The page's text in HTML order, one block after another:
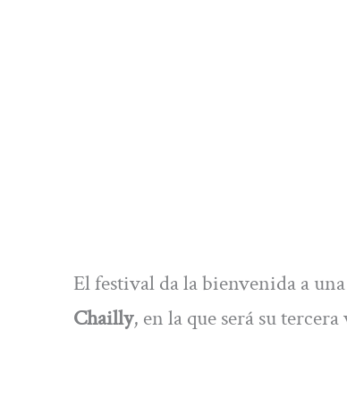
El festival da la bienvenida a
Chailly, en la que será su